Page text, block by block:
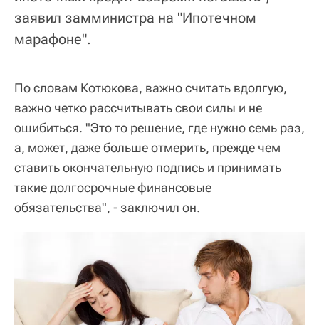
заявил замминистра на "Ипотечном
марафоне".
По словам Котюкова, важно считать вдолгую,
важно четко рассчитывать свои силы и не
ошибиться. "Это то решение, где нужно семь раз,
а, может, даже больше отмерить, прежде чем
ставить окончательную подпись и принимать
такие долгосрочные финансовые
обязательства", - заключил он.